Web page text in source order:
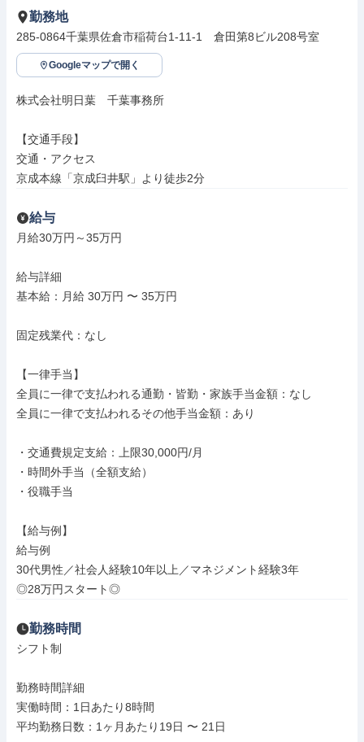
勤務地
285-0864千葉県佐倉市稲荷台1-11-1　倉田第8ビル208号室
Googleマップで開く
株式会社明日葉　千葉事務所
【交通手段】
交通・アクセス
京成本線「京成臼井駅」より徒歩2分
給与
月給30万円～35万円
給与詳細
基本給：月給 30万円 〜 35万円
固定残業代：なし
【一律手当】
全員に一律で支払われる通勤・皆勤・家族手当金額：なし
全員に一律で支払われるその他手当金額：あり
・交通費規定支給：上限30,000円/月
・時間外手当（全額支給）
・役職手当
【給与例】
給与例
30代男性／社会人経験10年以上／マネジメント経験3年
◎28万円スタート◎
勤務時間
シフト制
勤務時間詳細
実働時間：1日あたり8時間
平均勤務日数：1ヶ月あたり19日 〜 21日